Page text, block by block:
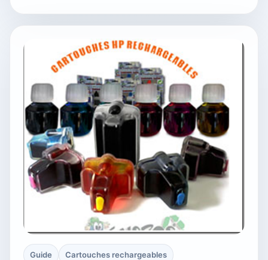
Guide Cartouches rechargeables